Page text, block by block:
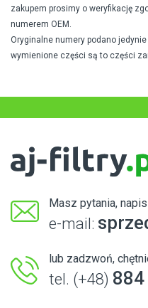
zakupem prosimy o weryfikację
numerem OEM.
Oryginalne numery podano
wymienione części są to części
Masz pytania,
e-mail:
lub zadzwoń,
tel. (+48) 884